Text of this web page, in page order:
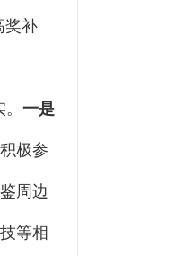
奖补
一是
极参
周边
等相